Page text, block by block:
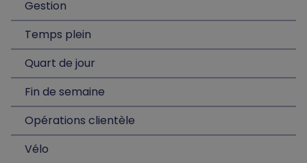
Gestion
Temps plein
Quart de jour
Fin de semaine
Opérations clientèle
Vélo